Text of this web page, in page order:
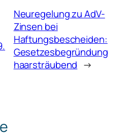
Neuregelung zu AdV-
Zinsen bei
Haftungsbescheiden:
Gesetzesbegründung
haarsträubend →